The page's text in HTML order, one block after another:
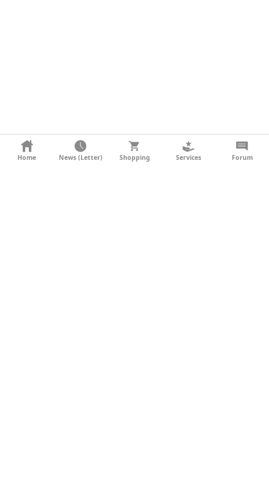
KONTAKT
Home News (Letter) Shopping Services Forum